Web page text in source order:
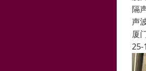
隔
声
厦
25-